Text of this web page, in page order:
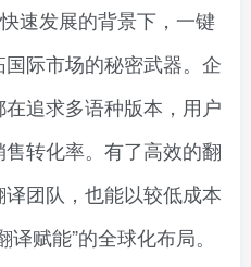
速发展的背景下，一键
际市场的秘密武器。企
追求多语种版本，用户
转化率。有了高效的翻
团队，也能以较低成本
赋能”的全球化布局。